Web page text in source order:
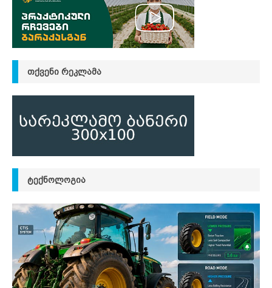
ᲗᲥᲕᲔᲜᲘ ᲠᲔᲙᲚᲐᲛᲐ
ᲢᲔᲥᲜᲝᲚᲝᲒᲘᲐ